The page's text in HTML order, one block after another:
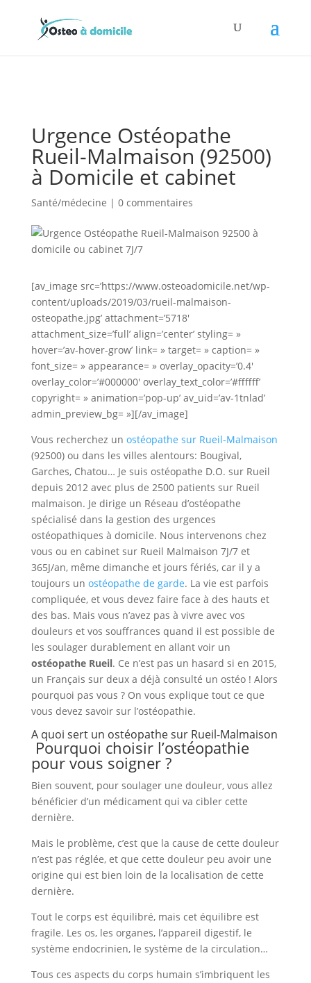
Urgence Ostéopathe
Rueil-Malmaison (92500)
à Domicile et cabinet
Santé/médecine | 0 commentaires
[av_image src=’https://www.osteoadomicile.net/wp-
content/uploads/2019/03/rueil-malmaison-
osteopathe.jpg’ attachment=’5718′
attachment_size=’full’ align=’center’ styling= »
hover=’av-hover-grow’ link= » target= » caption= »
font_size= » appearance= » overlay_opacity=’0.4′
overlay_color=’#000000′ overlay_text_color=’#ffffff’
copyright= » animation=’pop-up’ av_uid=’av-1tnlad’
admin_preview_bg= »][/av_image]
Vous recherchez un ostéopathe sur Rueil-Malmaison
(92500) ou dans les villes alentours: Bougival,
Garches, Chatou… Je suis ostéopathe D.O. sur Rueil
depuis 2012 avec plus de 2500 patients sur Rueil
malmaison. Je dirige un Réseau d’ostéopathe
spécialisé dans la gestion des urgences
ostéopathiques à domicile. Nous intervenons chez
vous ou en cabinet sur Rueil Malmaison 7J/7 et
365J/an, même dimanche et jours fériés, car il y a
toujours un ostéopathe de garde. La vie est parfois
compliquée, et vous devez faire face à des hauts et
des bas. Mais vous n’avez pas à vivre avec vos
douleurs et vos souffrances quand il est possible de
les soulager durablement en allant voir un
ostéopathe Rueil. Ce n’est pas un hasard si en 2015,
un Français sur deux a déjà consulté un ostéo ! Alors
pourquoi pas vous ? On vous explique tout ce que
vous devez savoir sur l’ostéopathie.
A quoi sert un ostéopathe sur Rueil-Malmaison
Pourquoi choisir l’ostéopathie
pour vous soigner ?
Bien souvent, pour soulager une douleur, vous allez
bénéficier d’un médicament qui va cibler cette
dernière.
Mais le problème, c’est que la cause de cette douleur
n’est pas réglée, et que cette douleur peu avoir une
origine qui est bien loin de la localisation de cette
dernière.
Tout le corps est équilibré, mais cet équilibre est
fragile. Les os, les organes, l’appareil digestif, le
système endocrinien, le système de la circulation…
Tous ces aspects du corps humain s’imbriquent les